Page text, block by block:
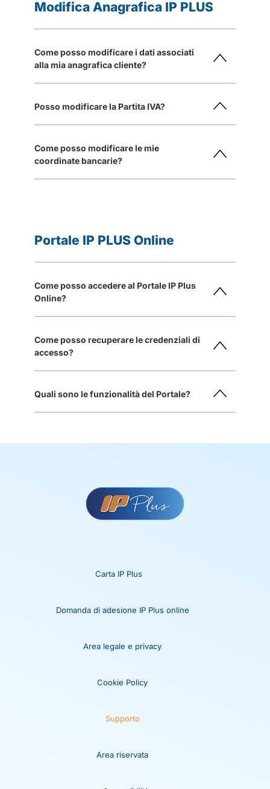
Modifica Anagrafica IP PLUS
Come posso modificare i dati associati
alla mia anagrafica cliente?
Posso modificare la Partita IVA?
Come posso modificare le mie
coordinate bancarie?
Portale IP PLUS Online
Come posso accedere al Portale IP Plus
Online?
Come posso recuperare le credenziali di
accesso?
Quali sono le funzionalità del Portale?
Carta IP Plus
Domanda di adesione IP Plus online
Area legale e privacy
Cookie Policy
Supporto
Area riservata